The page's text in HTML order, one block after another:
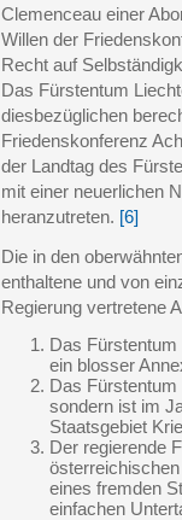
Clemenceau einer
Willen der
Recht auf
Das Fürstentum
diesbezüglichen
Friedenskonferenz
der Landtag des
mit einer neuerlichen
heranzutreten. [6]
Die in den
enthaltene und von
Regierung vertretene
Das
ein blosser
Das
sondern ist im
Staatsgebiet
Der regierende
eines fremden
einfachen